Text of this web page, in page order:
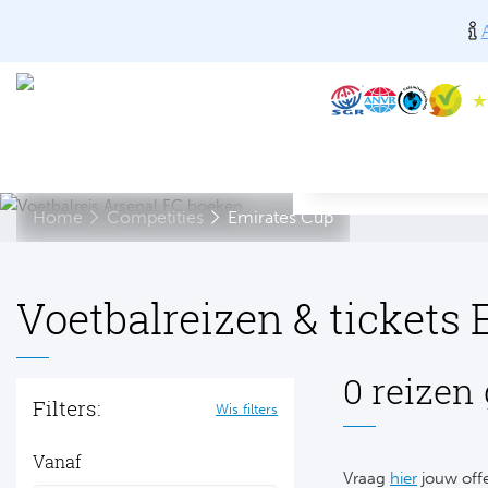
Home Competities Emirates Cup
Voetbalreizen & tickets
Filters: Wis filters
Vanaf
0 reizen
Vraag hier jouw